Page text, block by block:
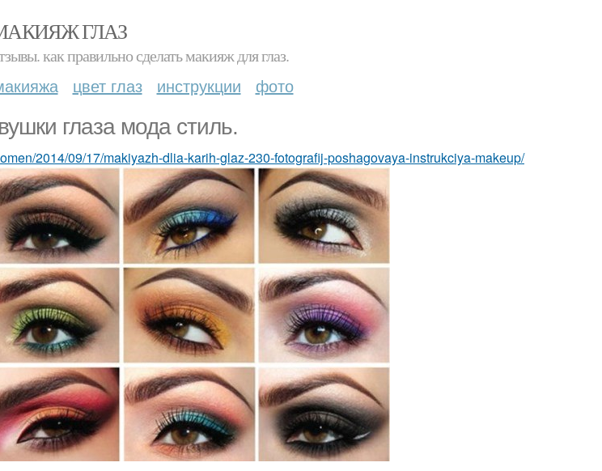
ГЛАЗ
как правильно сделать макияж для глаз.
цвет глаз инструкции фото
глаза мода стиль.
2014/09/17/makiyazh-dlia-karih-glaz-230-fotografij-poshagovaya-instrukciya-makeup/